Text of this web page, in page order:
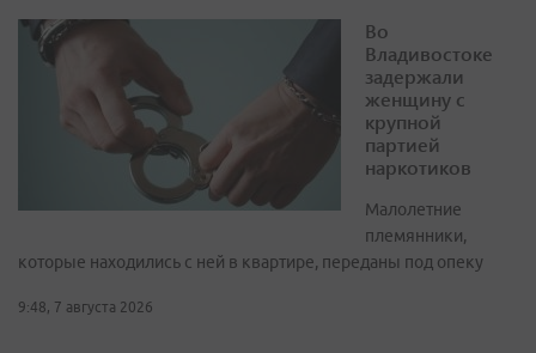
Во
Владивостоке
задержали
женщину с
крупной
партией
наркотиков
Малолетние
племянники,
которые находились с ней в квартире, переданы под опеку
9:48, 7 августа 2026